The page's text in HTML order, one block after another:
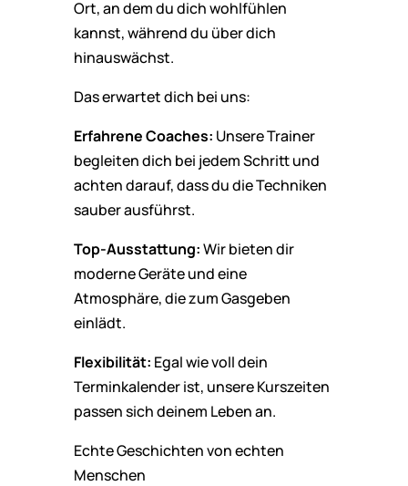
Ort, an dem du dich wohlfühlen
kannst, während du über dich
hinauswächst.
Das erwartet dich bei uns:
Erfahrene Coaches: Unsere Trainer
begleiten dich bei jedem Schritt und
achten darauf, dass du die Techniken
sauber ausführst.
Top-Ausstattung:Wir bieten dir
moderne Geräte und eine
Atmosphäre, die zum Gasgeben
einlädt.
Flexibilität: Egal wie voll dein
Terminkalender ist, unsere Kurszeiten
passen sich deinem Leben an.
Echte Geschichten von echten
Menschen